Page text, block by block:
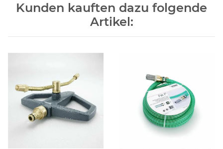
Kunden kauften dazu folgende
Artikel: